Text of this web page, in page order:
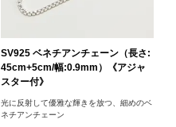
SV925 ベネチアンチェーン（長さ:
45cm+5cm/幅:0.9mm）《アジャ
スター付》
光に反射して優雅な輝きを放つ、細めのベ
ネチアンチェーン